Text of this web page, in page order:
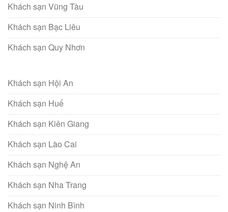
Khách sạn Vũng Tàu
Khách sạn Bạc Liêu
Khách sạn Quy Nhơn
Khách sạn Hội An
Khách sạn Huế
Khách sạn Kiên Giang
Khách sạn Lào Cai
Khách sạn Nghệ An
Khách sạn Nha Trang
Khách sạn Ninh Bình